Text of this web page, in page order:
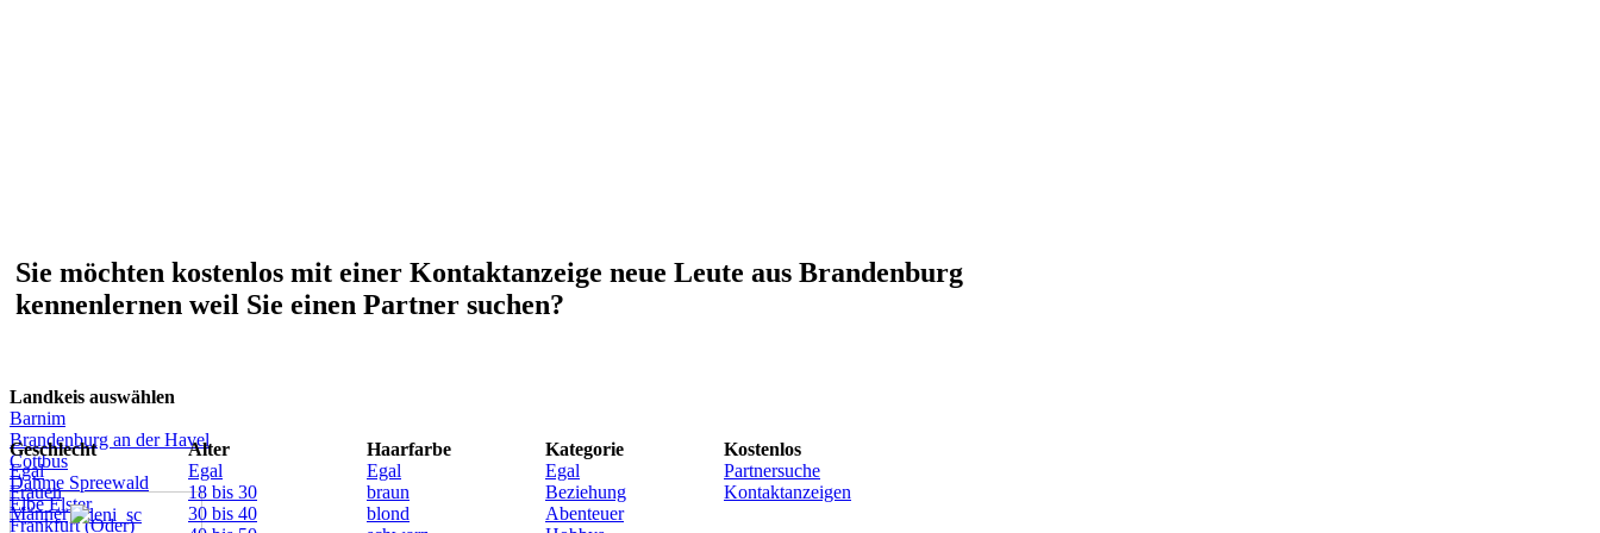
Sie möchten kostenlos mit einer Kontaktanzeige neue Leute aus Brandenburg
kennenlernen weil Sie einen Partner suchen?
Landkeis auswählen
Barnim
Brandenburg an der Havel
Cottbus
Dahme Spreewald
Elbe Elster
Frankfurt (Oder)
Geschlecht
Egal
Frauen
Männer
Alter
Egal
18 bis 30
30 bis 40
Haarfarbe
Egal
braun
blond
Kategorie
Egal
Beziehung
Abenteuer
Kostenlos
Partnersuche
Kontaktanzeigen